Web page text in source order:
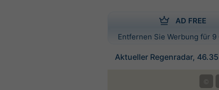
AD FREE
Entfernen Sie Werbung für
Aktueller Regenradar,
©